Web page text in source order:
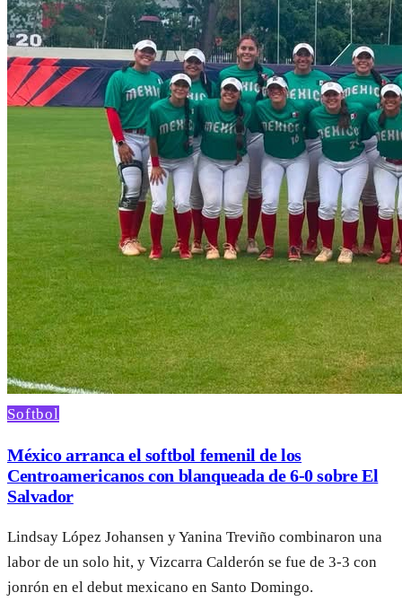
Softbol
México arranca el softbol femenil de los
Centroamericanos con blanqueada de 6-0 sobre El
Salvador
Lindsay López Johansen y Yanina Treviño combinaron una
labor de un solo hit, y Vizcarra Calderón se fue de 3-3 con
jonrón en el debut mexicano en Santo Domingo.